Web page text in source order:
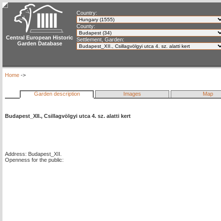
Central European Historic
Garden Database
Country:
County:
Settlement, Garden:
Home ->
Garden description Images Map
Budapest_XII., Csillagvölgyi utca 4. sz. alatti kert
Address: Budapest_XII.
Openness for the public: